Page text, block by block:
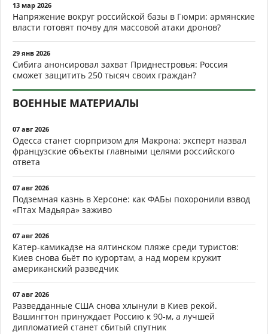
13 мар 2026
Напряжение вокруг российской базы в Гюмри: армянские
власти готовят почву для массовой атаки дронов?
29 янв 2026
Сибига анонсировал захват Приднестровья: Россия
сможет защитить 250 тысяч своих граждан?
ВОЕННЫЕ МАТЕРИАЛЫ
07 авг 2026
Одесса станет сюрпризом для Макрона: эксперт назвал
французские объекты главными целями российского
ответа
07 авг 2026
Подземная казнь в Херсоне: как ФАБы похоронили взвод
«Птах Мадьяра» заживо
07 авг 2026
Катер-камикадзе на ялтинском пляже среди туристов:
Киев снова бьёт по курортам, а над морем кружит
американский разведчик
07 авг 2026
Разведданные США снова хлынули в Киев рекой.
Вашингтон принуждает Россию к 90-м, а лучшей
дипломатией станет сбитый спутник